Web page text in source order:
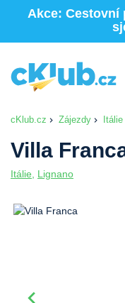
Akce: Cestovní
cKlub.cz Zájezdy Itálie
Villa
Itálie Lignano